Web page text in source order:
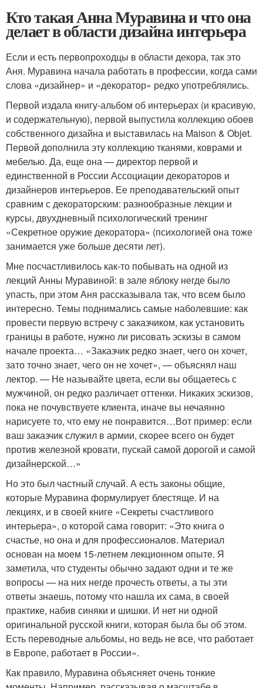
Кто такая Анна Муравина и что она
делает в области дизайна интерьера
Если и есть первопроходцы в области декора, так это
Аня. Муравина начала работать в профессии, когда сами
слова «дизайнер» и «декоратор» редко употреблялись.
Первой издала книгу-альбом об интерьерах (и красивую,
и содержательную), первой выпустила коллекцию обоев
собственного дизайна и выставилась на Maison & Objet.
Первой дополнила эту коллекцию тканями, коврами и
мебелью. Да, еще она — директор первой и
единственной в России Ассоциации декораторов и
дизайнеров интерьеров. Ее преподавательский опыт
сравним с декораторским: разнообразные лекции и
курсы, двухдневный психологический тренинг
«Секретное оружие декоратора» (психологией она тоже
занимается уже больше десяти лет).
Мне посчастливилось как-то побывать на одной из
лекций Анны Муравиной: в зале яблоку негде было
упасть, при этом Аня рассказывала так, что всем было
интересно. Темы поднимались самые наболевшие: как
провести первую встречу с заказчиком, как установить
границы в работе, нужно ли рисовать эскизы в самом
начале проекта… «Заказчик редко знает, чего он хочет,
зато точно знает, чего он не хочет», — объяснял наш
лектор. — Не называйте цвета, если вы общаетесь с
мужчиной, он редко различает оттенки. Никаких эскизов,
пока не почувствуете клиента, иначе вы нечаянно
нарисуете то, что ему не понравится…Вот пример: если
ваш заказчик служил в армии, скорее всего он будет
против железной кровати, пускай самой дорогой и самой
дизайнерской…»
Но это был частный случай. А есть законы общие,
которые Муравина формулирует блестяще. И на
лекциях, и в своей книге «Секреты счастливого
интерьера», о которой сама говорит: «Это книга о
счастье, но она и для профессионалов. Материал
основан на моем 15-летнем лекционном опыте. Я
заметила, что студенты обычно задают одни и те же
вопросы — на них негде прочесть ответы, а ты эти
ответы знаешь, потому что нашла их сама, в своей
практике, набив синяки и шишки. И нет ни одной
оригинальной русской книги, которая была бы об этом.
Есть переводные альбомы, но ведь не все, что работает
в Европе, работает в России».
Как правило, Муравина объясняет очень тонкие